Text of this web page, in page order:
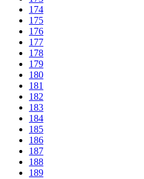
174
175
176
177
178
179
180
181
182
183
184
185
186
187
188
189